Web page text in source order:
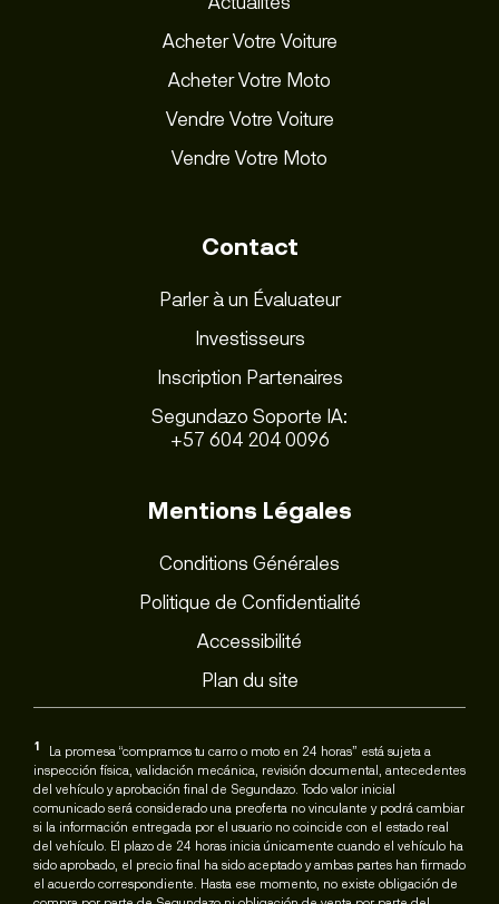
Acheter Votre Voiture
Acheter Votre Moto
Vendre Votre Voiture
Vendre Votre Moto
Contact
Parler à un Évaluateur
Investisseurs
Inscription Partenaires
Segundazo Soporte IA:
+57 604 204 0096
Mentions Légales
Conditions Générales
Politique de Confidentialité
Accessibilité
Plan du site
1
La promesa “compramos tu carro o moto en 24 horas” está sujeta a
inspección física, validación mecánica, revisión documental, antecedentes
del vehículo y aprobación final de Segundazo. Todo valor inicial
comunicado será considerado una preoferta no vinculante y podrá cambiar
si la información entregada por el usuario no coincide con el estado real
del vehículo. El plazo de 24 horas inicia únicamente cuando el vehículo ha
sido aprobado, el precio final ha sido aceptado y ambas partes han firmado
el acuerdo correspondiente. Hasta ese momento, no existe obligación de